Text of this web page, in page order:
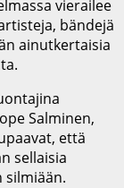
vierailee
bändejä
ainutkertaisia
Salminen,
että
sellaisia
silmiään.